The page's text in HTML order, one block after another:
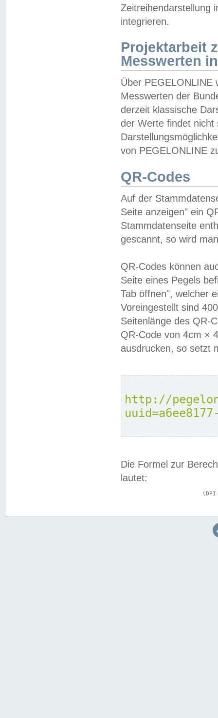
Zeitreihendarstellung
integrieren.
Projektarbeit
Messwerten
Über PEGELONLINE
Messwerten der
derzeit klassische
der Werte findet
von PEGELONLINE
QR-Codes
Auf der
Seite anzeigen" ein
Stammdatenseite
gescannt, so wird
QR-Codes können
Seite eines Pegels
Tab öffnen", welcher
Voreingestellt sind
Seitenlänge des QR-
QR-Code von 4cm ×
ausdrucken, so setzt
http://
Die Formel zur
lautet: